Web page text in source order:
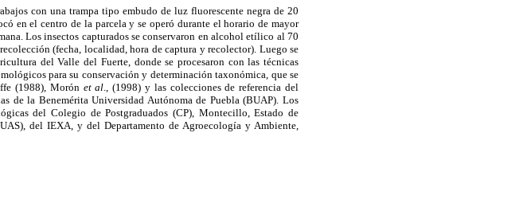
con una trampa tipo embudo de luz fluorescente negra de 20
en el centro de la parcela y se operó durante el horario de mayor
Los insectos capturados se conservaron en alcohol etílico al 70
(fecha, localidad, hora de captura y recolector). Luego se
del Valle del Fuerte, donde se procesaron con las técnicas
para su conservación y determinación taxonómica, que se
(1988), Morón et al ., (1998) y las colecciones de referencia del
la Benemérita Universidad Autónoma de Puebla (BUAP). Los
del Colegio de Postgraduados (CP), Montecillo, Estado de
del IEXA, y del Departamento de Agroecología y Ambiente,